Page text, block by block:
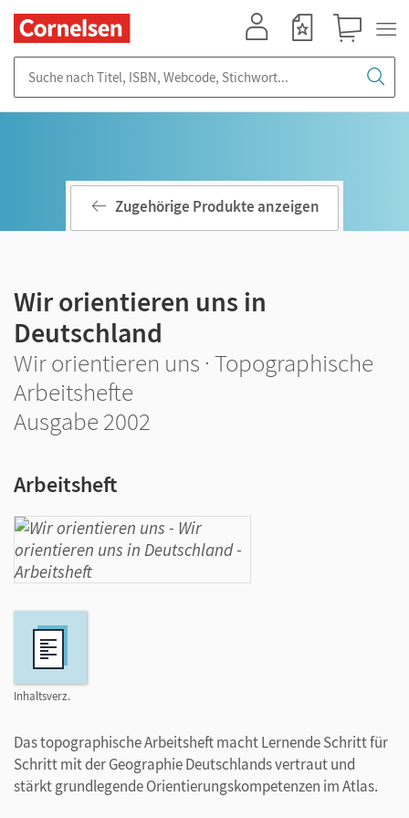
Inhaltsverz.
Zugehörige Produkte anzeigen
Wir orientieren uns in
Deutschland
Wir orientieren uns · Topographische
Arbeitshefte
Ausgabe 2002
Arbeitsheft
Das topographische Arbeitsheft macht Lernende Schritt für
Schritt mit der Geographie Deutschlands vertraut und
stärkt grundlegende Orientierungskompetenzen im Atlas.